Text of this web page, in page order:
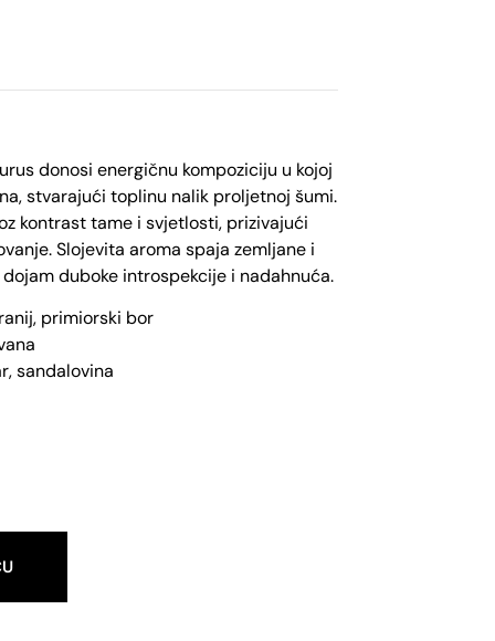
donosi energičnu kompoziciju u kojoj
stvarajući toplinu nalik proljetnoj šumi.
kontrast tame i svjetlosti, prizivajući
Slojevita aroma spaja zemljane i
duboke introspekcije i nadahnuća.
primiorski bor
sandalovina